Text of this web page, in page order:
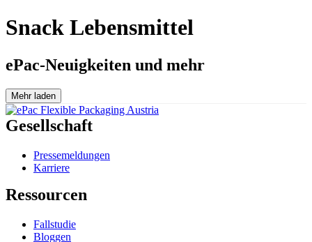
Snack Lebensmittel
ePac-Neuigkeiten und mehr
Mehr laden
Gesellschaft
Pressemeldungen
Karriere
Ressourcen
Fallstudie
Bloggen